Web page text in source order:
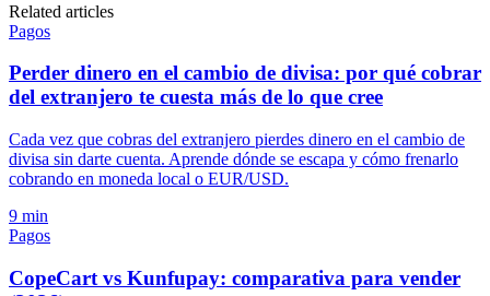
Related articles
Pagos
Perder dinero en el cambio de divisa: por qué cobrar
del extranjero te cuesta más de lo que cree
Cada vez que cobras del extranjero pierdes dinero en el cambio de
divisa sin darte cuenta. Aprende dónde se escapa y cómo frenarlo
cobrando en moneda local o EUR/USD.
9 min
Pagos
CopeCart vs Kunfupay: comparativa para vender